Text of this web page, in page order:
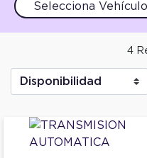
Selecciona Vehículo
4